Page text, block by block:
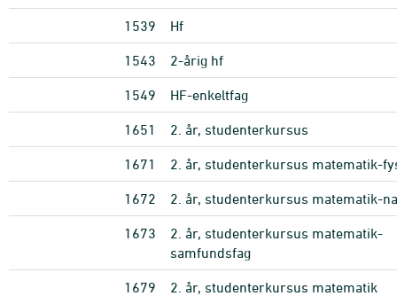
1539 Hf
1543 2-årig hf
1549 HF-enkeltfag
1651 2. år, studenterkursus
1671 2. år, studenterkursus matematik-
1672 2. år, studenterkursus matematik-
1673
2. år, studenterkursus matematik-
samfundsfag
1679 2. år, studenterkursus matematik